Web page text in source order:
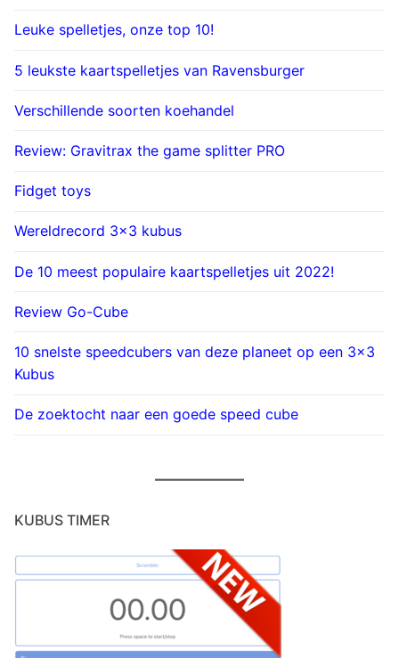
Leuke spelletjes, onze top 10!
5 leukste kaartspelletjes van Ravensburger
Verschillende soorten koehandel
Review: Gravitrax the game splitter PRO
Fidget toys
Wereldrecord 3×3 kubus
De 10 meest populaire kaartspelletjes uit 2022!
Review Go-Cube
10 snelste speedcubers van deze planeet op een 3×3
Kubus
De zoektocht naar een goede speed cube
KUBUS TIMER